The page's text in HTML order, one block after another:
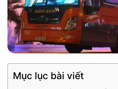
Mục lục bài viết